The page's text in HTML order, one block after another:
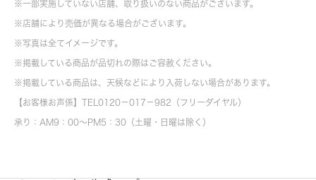
※一部実施していない店舗、取り扱いのない商品がございます。
※店舗により売価が異なる場合がございます。
※写真は全てイメージです。
※掲載している商品が品切れの際はご容赦ください。
※掲載している商品は、天候などにより入荷しない場合があります。
【お客様お声係】TEL0120－017－982（フリーダイヤル）
承り：AM9：00～PM5：30（土曜・日曜は除く）